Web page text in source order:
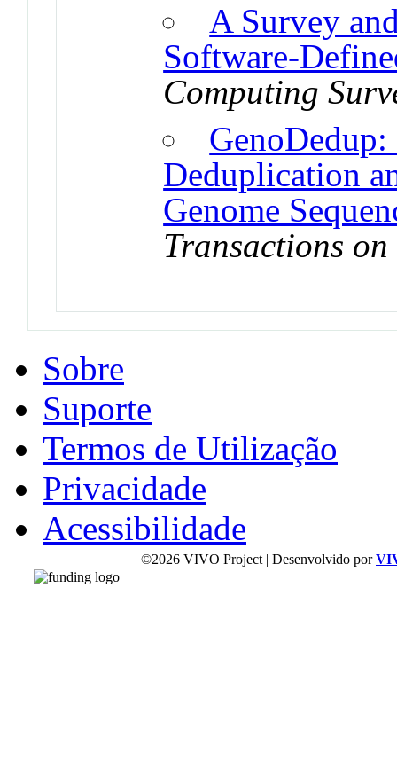
A Survey
Software-
Computing
Deduplication
Genome
Transactions
Sobre
Suporte
Termos de Utilização
Privacidade
Acessibilidade
©2026 VIVO Project | Desenvolvido por